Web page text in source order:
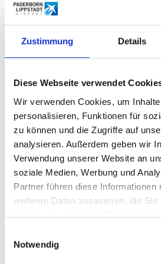
Zustimmung Details
Diese Webseite verwendet
Wir verwenden Cookies, um
personalisieren, Funktionen für
zu können und die Zugriffe auf
analysieren. Außerdem geben wir
Verwendung unserer Website an
soziale Medien, Werbung und
Partner führen diese Informationen
weiteren Daten zusammen, die Sie
haben oder die sie im Rahmen
Notwendig
NEWS